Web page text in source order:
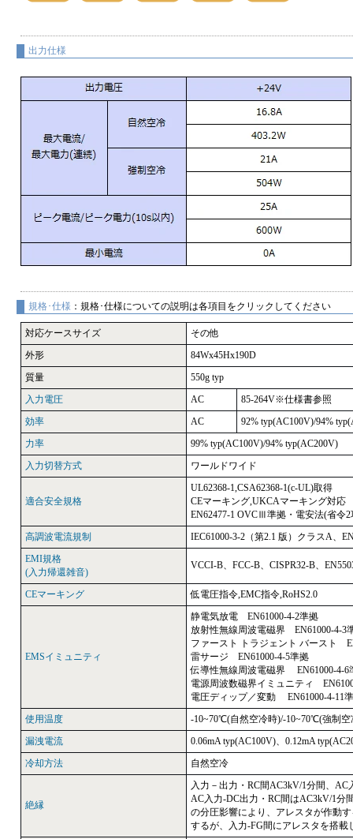
出力仕様
規格･仕様 ：規格･仕様についての説明は各項目をクリックしてください
対応ケースサイズ
その他
外形
84Wx45Hx190D
質量
550g typ
入力電圧
AC
85-264V※仕様書参照
効率
AC
92% typ(AC100V)/94%
力率
99% typ(AC100V)/94% typ(AC200V)
入力切替方式
ワールドワイド
適合安全規格
UL62368-1,CSA62368-1(c-UL)取得
CEマーキング,UKCAマーキング対応
EN62477-1 OVCⅢ準拠・電安法(省令2
高調波電流規制
IEC61000-3-2（第2.1 版）クラスA、
EMI規格
(入力帰還雑音)
VCCI-B、FCC-B、CISPR32-B、
CEマーキング 低電圧指令,EMC指令,RoHS2.0
EMSイミュニティ
静電気放電 EN61000-4-2準拠
放射性無線周波電磁界 EN61000-4-3
ファースト トラジェント バースト
雷サージ EN61000-4-5準拠
伝導性無線周波電磁界 EN61000-4-6
電源周波数磁界イミュニティ
電圧ディップ／変動 EN61000-4-11
使用温度
-10~70℃(自然空冷時)/-10~70℃(強制空
漏洩電流
0.06mA typ(AC100V)、0.12mA
冷却方法
自然空冷
絶縁
入力－出力・RC間AC3kV/1分間、
AC入力-DC出力・RC間はAC3kV/1分
の分圧影響により、アレスタが作動
するが、入力-FG間にアレスタを搭